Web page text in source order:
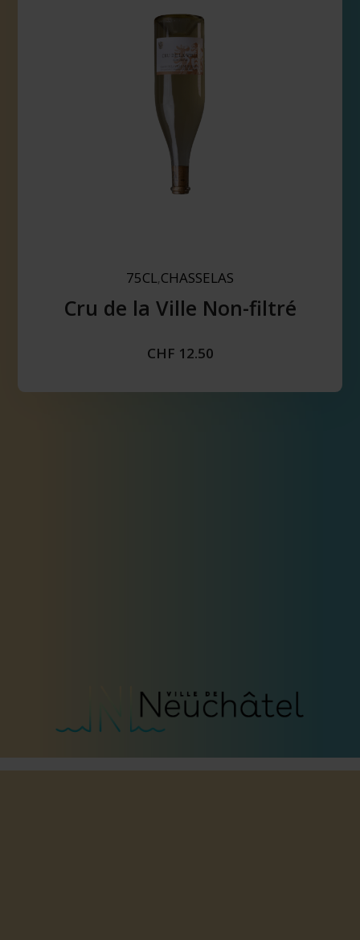
75CL,CHASSELAS
Cru de la Ville Non-filtré
CHF 12.50